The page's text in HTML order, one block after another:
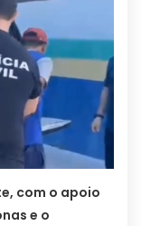
com o apoio
e o